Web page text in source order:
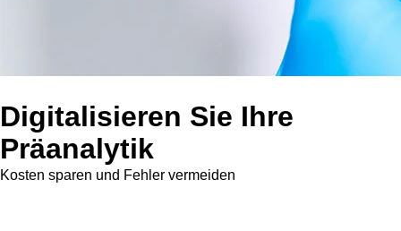
Digitalisieren Sie Ihre
Präanalytik
Kosten sparen und Fehler vermeiden